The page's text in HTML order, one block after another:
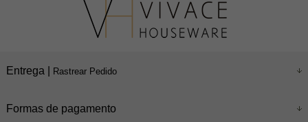
Entrega | Rastrear Pedido
Formas de pagamento